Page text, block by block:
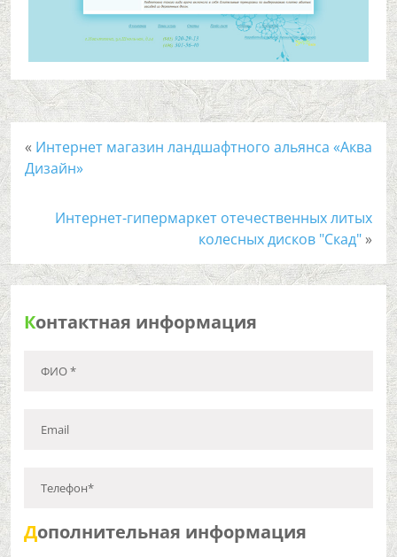
« Интернет магазин ландшафтного альянса «Аква
Дизайн»
Интернет-гипермаркет отечественных литых
колесных дисков "Скад" »
Контактная информация
ФИО *
Email
Телефон*
Дополнительная информация